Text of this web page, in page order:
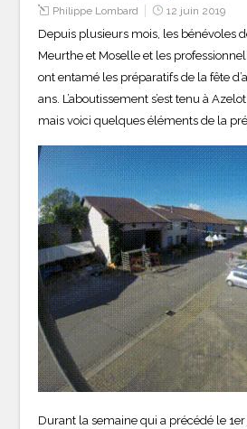
Philippe Lombard 12 juin 2019
Depuis plusieurs mois, les bénévoles
Meurthe et Moselle et les
ont entamé les préparatifs de la fête
ans. L’aboutissement s’est tenu à
mais voici quelques éléments de la
Durant la semaine qui a précédé le 1er